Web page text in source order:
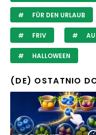
FÜR DEN URLAUB
FRIV
HALLOWEEN
(DE) OSTATNIO